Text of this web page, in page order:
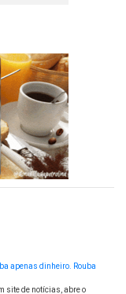
apenas dinheiro. Rouba
site de notícias, abre o